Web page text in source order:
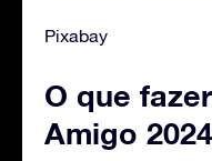
Pixabay
O que
Amigo 2024